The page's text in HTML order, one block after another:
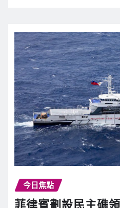
今日焦點
菲律賓劃設民主礁